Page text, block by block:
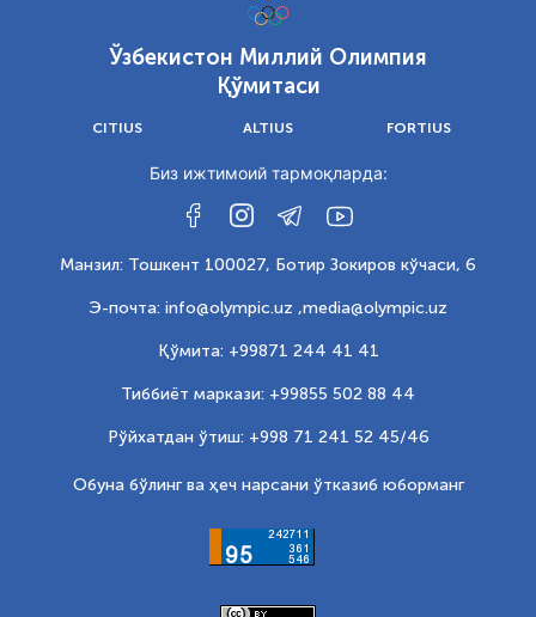
Ўзбекистон Миллий Олимпия
Қўмитаси
CITIUS ALTIUS FORTIUS
Биз ижтимоий тармоқларда:
Манзил: Тошкент 100027, Ботир Зокиров кўчаси, 6
Э-почта: info@olympic.uz ,media@olympic.uz
Қўмита: +99871 244 41 41
Тиббиёт маркази: +99855 502 88 44
Рўйхатдан ўтиш: +998 71 241 52 45/46
Обуна бўлинг ва ҳеч нарсани ўтказиб юборманг